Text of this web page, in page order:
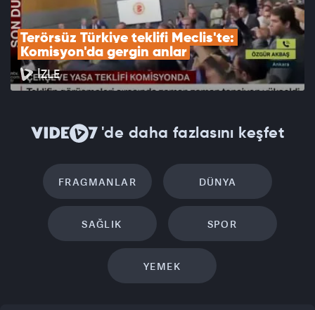
Terörsüz Türkiye teklifi Meclis'te:
Komisyon'da gergin anlar
İZLE
'de daha fazlasını keşfet
FRAGMANLAR DÜNYA
SAĞLIK SPOR
YEMEK